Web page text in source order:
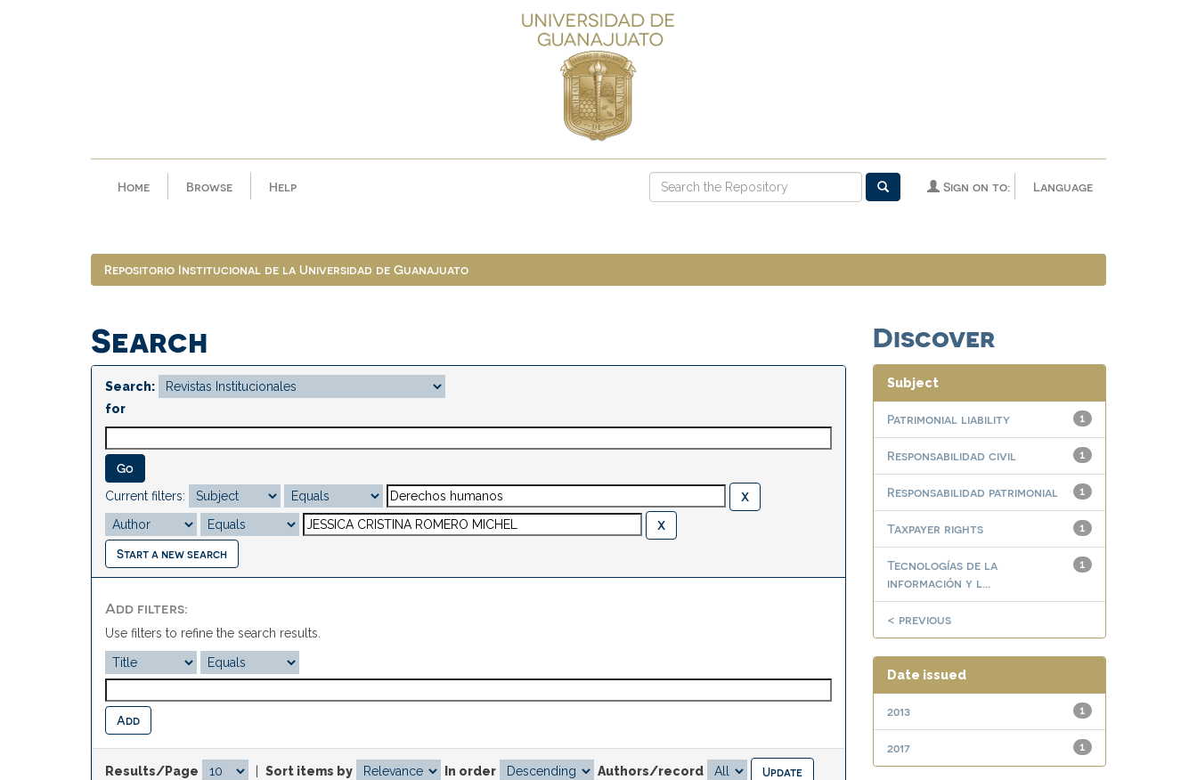
Home Browse Help Language
Sign on to:
Repositorio Institucional de la Universidad de Guanajuato
Search
Search:
for
Current filters:
Start a new search
Add filters:
Use filters to refine the search results.
Results/Page Sort items by In order Authors/record
Discover
Subject
1
Patrimonial liability
1
Responsabilidad civil
1
Responsabilidad patrimonial
1
Taxpayer rights
1
Tecnologías de la
información y l...
< previous
Date issued
1
2013
1
2017